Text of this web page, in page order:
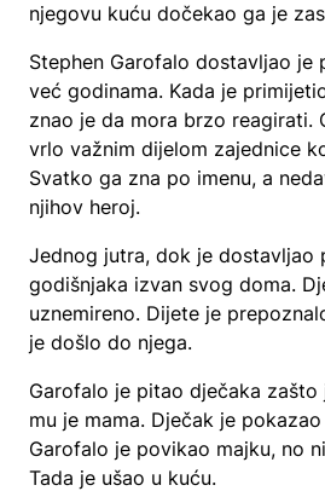
njegovu kuću dočekao ga je
Stephen Garofalo dostavljao je
već godinama. Kada je
znao je da mora brzo reagirati.
vrlo važnim dijelom zajednice
Svatko ga zna po imenu, a
njihov heroj.
Jednog jutra, dok je dostavljao
godišnjaka izvan svog doma.
uznemireno. Dijete je
je došlo do njega.
Garofalo je pitao dječaka zašto
mu je mama. Dječak je
Garofalo je povikao majku, no
Tada je ušao u kuću.